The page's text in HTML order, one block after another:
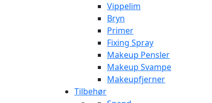
Vippelim
Bryn
Primer
Fixing Spray
Makeup Pensler
Makeup Svampe
Makeupfjerner
Tilbehør